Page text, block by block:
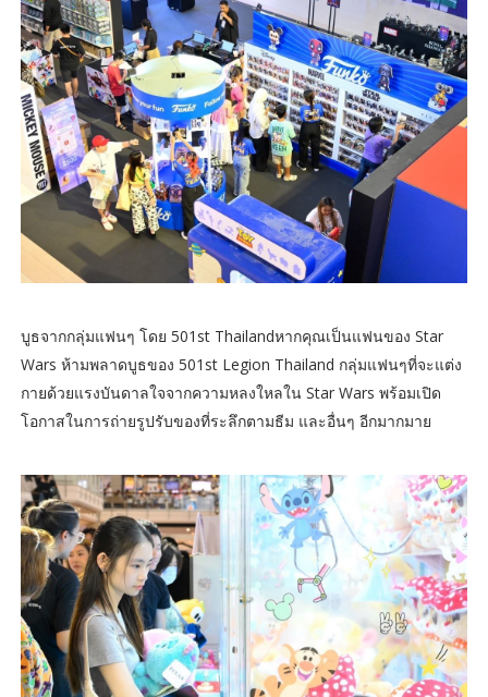
บูธจากกลุ่มแฟนๆ โดย 501st Thailandหากคุณเป็นแฟนของ Star
Wars ห้ามพลาดบูธของ 501st Legion Thailand กลุ่มแฟนๆที่จะแต่ง
กายด้วยแรงบันดาลใจจากความหลงใหลใน Star Wars พร้อมเปิด
โอกาสในการถ่ายรูปรับของที่ระลึกตามธีม และอื่นๆ อีกมากมาย